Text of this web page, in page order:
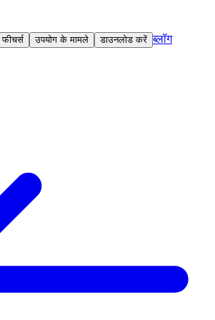
उपयोग के मामले डाउनलोड करें ब्लॉग